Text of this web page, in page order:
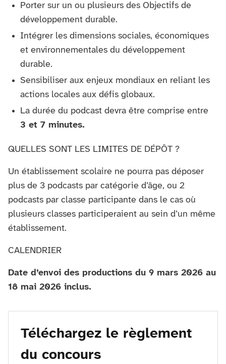
Porter sur un ou plusieurs des Objectifs de
développement durable.
Intégrer les dimensions sociales, économiques
et environnementales du développement
durable.
Sensibiliser aux enjeux mondiaux en reliant les
actions locales aux défis globaux.
La durée du podcast devra être comprise entre
3 et 7 minutes.
QUELLES SONT LES LIMITES DE DÉPÔT ?
Un établissement scolaire ne pourra pas déposer
plus de 3 podcasts par catégorie d’âge, ou 2
podcasts par classe participante dans le cas où
plusieurs classes participeraient au sein d’un même
établissement.
CALENDRIER
Date d’envoi des productions du 9 mars 2026 au
18 mai 2026 inclus.
Téléchargez le règlement
du concours